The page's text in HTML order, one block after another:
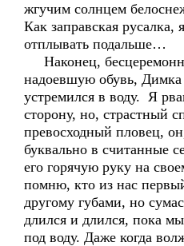
жгучим солнцем
Как заправская русалка,
отплывать подальше…
Наконец,
надоевшую обувь,
устремился в воду. Я
сторону, но, страстный
превосходный пловец,
буквально в считанные
его горячую руку на
помню, кто из нас
другому губами, но
длился и длился, пока
под воду. Даже когда